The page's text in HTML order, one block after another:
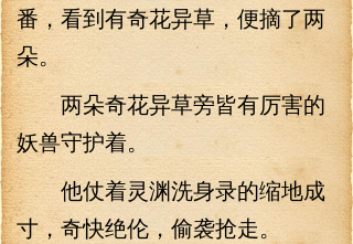
番，看到有奇花异草，便摘了两
朵。
两朵奇花异草旁皆有厉害的
妖兽守护着。
他仗着灵渊洗身录的缩地成
寸，奇快绝伦，偷袭抢走。